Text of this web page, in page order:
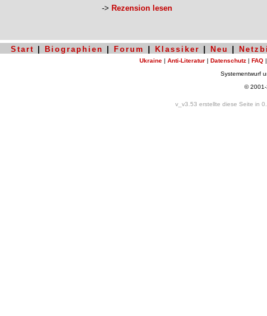
-> Rezension lesen
Start Biographien Forum Klassiker Neu
Ukraine | Anti-Literatur | Datenschutz | FAQ
Systementwurf
©
v_v3.53 erstellte diese Seite in